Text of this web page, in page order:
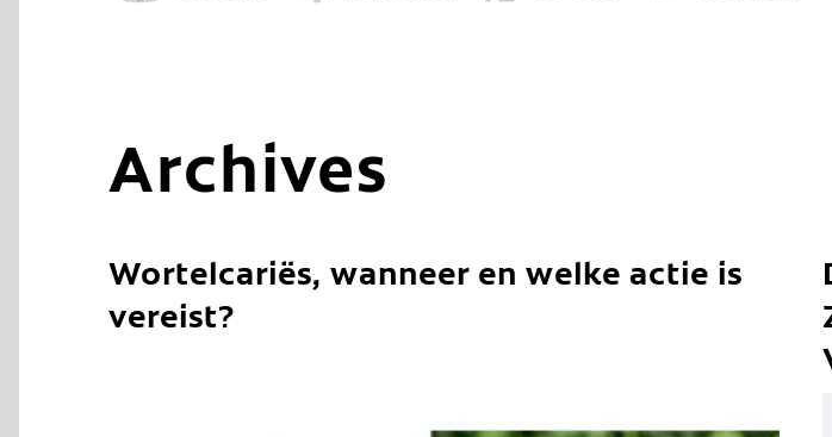
Archives
Wortelcariës, wanneer en welke actie is
vereist?